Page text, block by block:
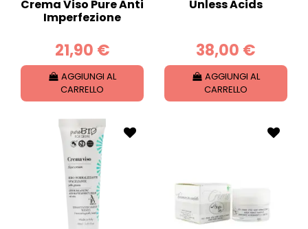
Crema Viso Pure Anti
Imperfezione
21,90 €
AGGIUNGI AL
CARRELLO
Unless Acids
38,00 €
AGGIUNGI AL
CARRELLO